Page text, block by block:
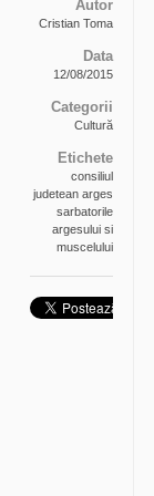
Autor
Cristian Toma
Data
12/08/2015
Categorii
Cultură
Etichete
consiliul
judetean arges
sarbatorile
argesului si
muscelului